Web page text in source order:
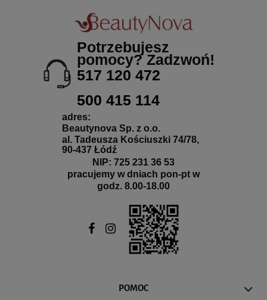
Potrzebujesz
pomocy? Zadzwoń!
517 120 472
500 415 114
adres:
Beautynova Sp. z o.o.
al. Tadeusza Kościuszki 74/78,
90-437 Łódź
NIP: 725 231 36 53
pracujemy w dniach pon-pt w
godz. 8.00-18.00
POMOC